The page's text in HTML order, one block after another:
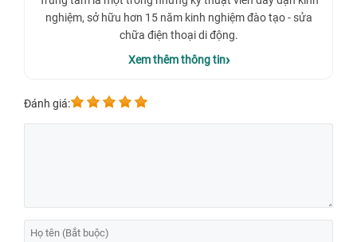
nghiệm, sở hữu hơn 15 năm kinh nghiệm đào tạo - sửa
chữa điện thoại di động.
Xem thêm thông tin
Đánh giá: